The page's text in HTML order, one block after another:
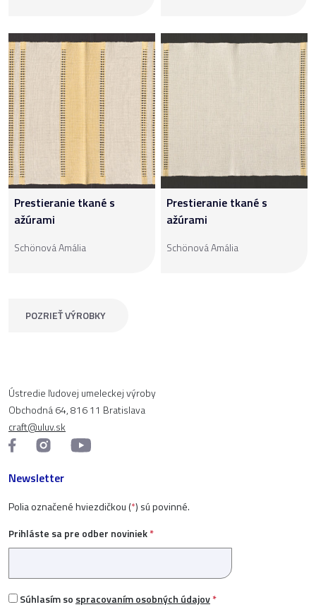
Prestieranie tkané s
ažúrami
Schönová Amália
Prestieranie tkané s
ažúrami
Schönová Amália
POZRIEŤ VÝROBKY
Ústredie ľudovej umeleckej výroby
Obchodná 64, 816 11 Bratislava
craft@uluv.sk
Newsletter
Polia označené hviezdičkou (*) sú povinné.
Prihláste sa pre odber noviniek*
Súhlasím so spracovaním osobných údajov*